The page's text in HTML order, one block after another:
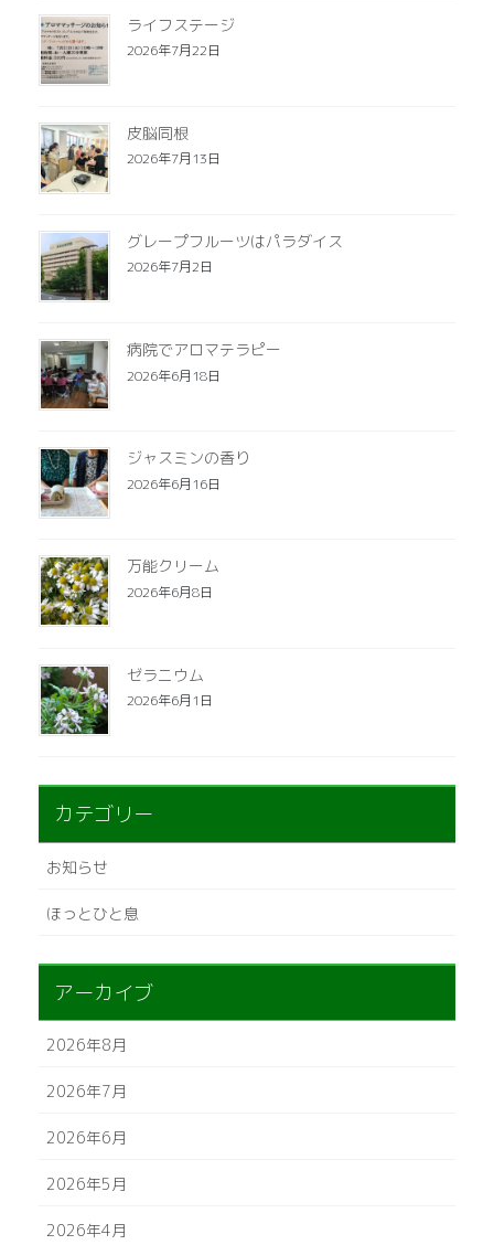
ライフステージ
2026年7月22日
皮脳同根
2026年7月13日
グレープフルーツはパラダイス
2026年7月2日
病院でアロマテラピー
2026年6月18日
ジャスミンの香り
2026年6月16日
万能クリーム
2026年6月8日
ゼラニウム
2026年6月1日
カテゴリー
お知らせ
ほっとひと息
アーカイブ
2026年8月
2026年7月
2026年6月
2026年5月
2026年4月